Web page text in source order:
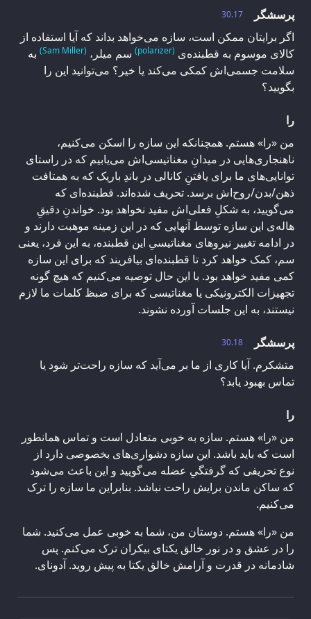
30.17
پرسشگر
اگر برایتان ممکن است، سازه می‌خواهد بداند که آیا استفاده از
کالای موسوم به قطبنده‌ی (polarizer) سم میلر، (Sam Miller)
به
سلامت جسمی‌اش کمکی می‌کند یا خیر؟ می‌توانید این را
بگویید؟
را
من «را» هستم. همچنانکه این سازه را اسکن می‌کنیم،
ناهنجاری‌هایی در میدانِ مغناتیسی‌اش می‌یابیم که در راستای
توانایی‌های ما برای یافتنِ کانالی در باندِ باریک که به همتافت
ذهن/بدن/روح‌اش برسد. تحریف شده‌اند. قطبنده‌ای که
می‌گویید، به شکلِ فعلی‌اش مفید نخواهد بود. خواندنِ دقیقِ
هاله‌ی این سازه توسط آنهایی که در این زمینه موهبت دارند و
در ادامه تغییر نیروهای مغناتیسیِ این قطبنده، به این فرد، یعنی
سم، کمک خواهد کرد تا قطبنده‌ای بیافریند که برای این سازه
کمی مفید خواهد بود. با این حال توصیه می‌کنیم که هیچ گونه
تجهیزات الکترونیکی یا مغناتیسی که برای ضبظ کلمات ما لازم
نیستند، به این جلسات آورده نشوند.
30.18
پرسشگر
متشکرم. آیا کاری از ما بر می‌آید که سازه راحت‌تر شود یا
تماس بهبود یابد؟
را
من «را» هستم. سازه به خوبی متعادل است و تماس همانطور
است که باید باشد. این سازه دشواری‌های بخصوصی دارد از
نوع تحریفی که گرفتگیِ عضله می‌گویید و این باعث می‌شود
که ساکن ماندن برایش راحت نباشد. بنابراین ما سازه را ترک
می‌کنیم.
من «را» هستم. دوستان من، شما به خوبی عمل می‌کنید. شما
را در عشق و در نور خالق یکتای بیکران ترک می‌کنم. پس
شادمانه در قدرت و آرامش خالق یکتا به پیش روید. آدونای.